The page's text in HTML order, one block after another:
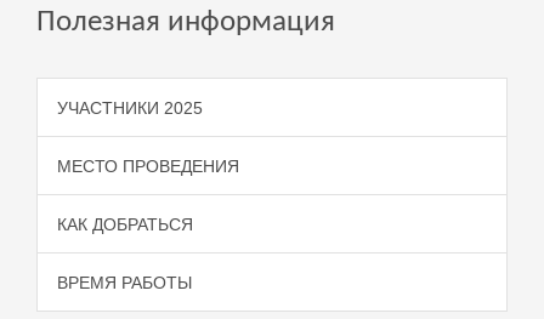
Полезная информация
УЧАСТНИКИ 2025
МЕСТО ПРОВЕДЕНИЯ
КАК ДОБРАТЬСЯ
ВРЕМЯ РАБОТЫ